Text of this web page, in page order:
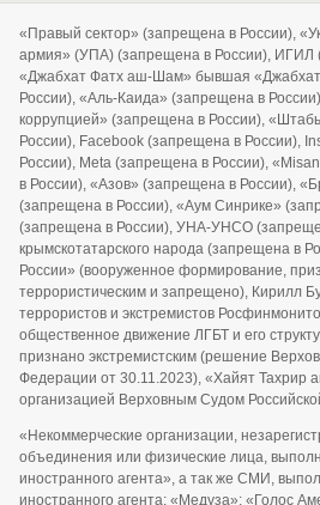
«Правый сектор» (запрещена в России),
армия» (УПА) (запрещена в России), ИГИЛ
«Джабхат Фатх аш-Шам» бывшая
России), «Аль-Каида» (запрещена в
коррупцией» (запрещена в России),
России), Facebook (запрещена в России),
России), Meta (запрещена в России),
в России), «Азов» (запрещена в России),
(запрещена в России), «Аум Синрике»
(запрещена в России), УНА-УНСО
крымскотатарского народа (запрещена в
России» (вооруженное формирование,
террористическим и запрещено), Кирилл
террористов и экстремистов
общественное движение ЛГБТ и его
признано экстремистским (решение
Федерации от 30.11.2023), «Хайят Тахрир
организацией Верховным Судом
«Некоммерческие организации,
объединения или физические лица,
иностранного агента», а так же СМИ,
иностранного агента: «Медуза»; «Голос